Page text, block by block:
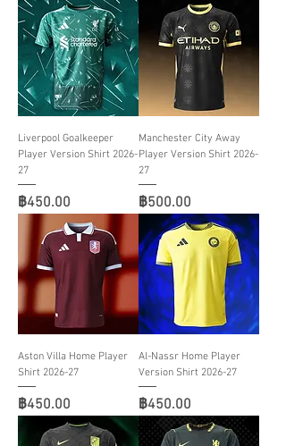
Liverpool Goalkeeper
Player Version Shirt 2026-
27
ราคา
฿450.00
Manchester City Away
Player Version Shirt 2026-
27
ราคา
฿500.00
Aston Villa Home Player
Shirt 2026-27
ราคา
฿450.00
Al-Nassr Home Player
Version Shirt 2026-27
ราคา
฿450.00